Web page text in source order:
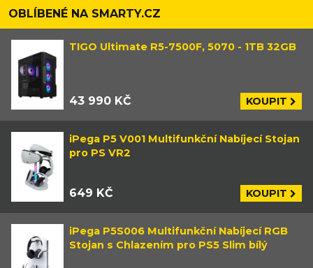
OBLÍBENÉ NA SMARTY.CZ
TIGO Ultimate R5-7500F, 5070 - 1TB 32GB
43 990 KČ KOUPIT
iPega P5 V001 Multifunkční Nabíjecí Stojan
pro PS VR2
649 KČ KOUPIT
iPega P5S006 Multifunkční Nabíjecí RGB
Stojan s Chlazením pro PS5 Slim bílý